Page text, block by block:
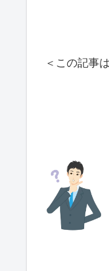
＜この記事